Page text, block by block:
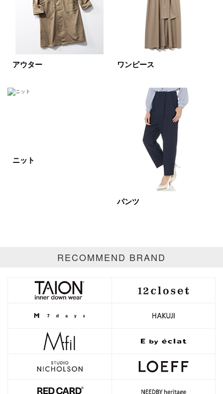
ベージュ オレンジ
ピンク
パープル ブルー
ゴールド
アウター ワンピース
ニット
パンツ
RECOMMEND BRAND